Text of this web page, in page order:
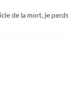
de la mort, je